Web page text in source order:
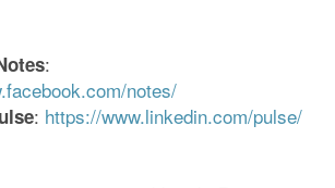
:
notes/
: https://www.linkedin.com/pulse/